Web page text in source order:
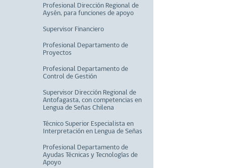
Profesional Dirección Regional de
Aysén, para funciones de apoyo
Supervisor Financiero
Profesional Departamento de
Proyectos
Profesional Departamento de
Control de Gestión
Supervisor Dirección Regional de
Antofagasta, con competencias en
Lengua de Señas Chilena
Técnico Superior Especialista en
Interpretación en Lengua de Señas
Profesional Departamento de
Ayudas Técnicas y Tecnologías de
Apoyo